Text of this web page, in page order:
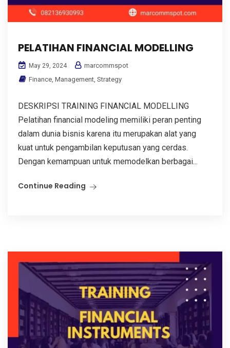
PELATIHAN FINANCIAL MODELLING
May 29, 2024
marcommspot
Finance, Management, Strategy
DESKRIPSI TRAINING FINANCIAL MODELLING
Pelatihan financial modeling memiliki peran penting
dalam dunia bisnis karena itu merupakan alat yang
kuat untuk pengambilan keputusan yang cerdas.
Dengan kemampuan untuk memodelkan berbagai...
Continue Reading